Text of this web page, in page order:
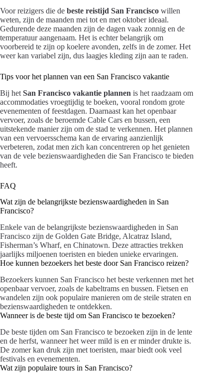
Voor reizigers die de beste reistijd San Francisco willen
weten, zijn de maanden mei tot en met oktober ideaal.
Gedurende deze maanden zijn de dagen vaak zonnig en de
temperatuur aangenaam. Het is echter belangrijk om
voorbereid te zijn op koelere avonden, zelfs in de zomer. Het
weer kan variabel zijn, dus laagjes kleding zijn aan te raden.
Tips voor het plannen van een San Francisco vakantie
Bij het San Francisco vakantie plannen is het raadzaam om
accommodaties vroegtijdig te boeken, vooral rondom grote
evenementen of feestdagen. Daarnaast kan het openbaar
vervoer, zoals de beroemde Cable Cars en bussen, een
uitstekende manier zijn om de stad te verkennen. Het plannen
van een vervoersschema kan de ervaring aanzienlijk
verbeteren, zodat men zich kan concentreren op het genieten
van de vele bezienswaardigheden die San Francisco te bieden
heeft.
FAQ
Wat zijn de belangrijkste bezienswaardigheden in San
Francisco?
Enkele van de belangrijkste bezienswaardigheden in San
Francisco zijn de Golden Gate Bridge, Alcatraz Island,
Fisherman’s Wharf, en Chinatown. Deze attracties trekken
jaarlijks miljoenen toeristen en bieden unieke ervaringen.
Hoe kunnen bezoekers het beste door San Francisco reizen?
Bezoekers kunnen San Francisco het beste verkennen met het
openbaar vervoer, zoals de kabeltrams en bussen. Fietsen en
wandelen zijn ook populaire manieren om de steile straten en
bezienswaardigheden te ontdekken.
Wanneer is de beste tijd om San Francisco te bezoeken?
De beste tijden om San Francisco te bezoeken zijn in de lente
en de herfst, wanneer het weer mild is en er minder drukte is.
De zomer kan druk zijn met toeristen, maar biedt ook veel
festivals en evenementen.
Wat zijn populaire tours in San Francisco?